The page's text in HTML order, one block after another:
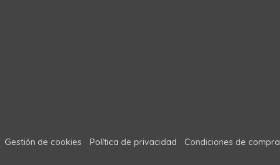
Gestión de cookies Política de privacidad Condiciones de compra